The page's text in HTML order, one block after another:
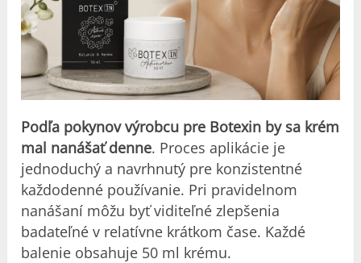
Podľa pokynov výrobcu pre Botexin by sa krém
mal nanášať denne. Proces aplikácie je
jednoduchý a navrhnutý pre konzistentné
každodenné používanie. Pri pravidelnom
nanášaní môžu byť viditeľné zlepšenia
badateľné v relatívne krátkom čase. Každé
balenie obsahuje 50 ml krému.